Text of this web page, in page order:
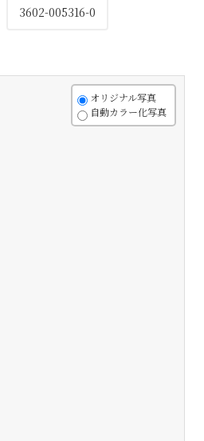
3602-005316-0
オリジナル写真
自動カラー化写真